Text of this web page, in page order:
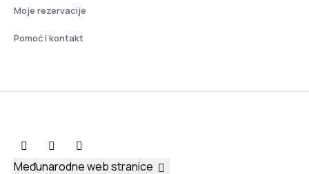
Moje rezervacije
Pomoć i kontakt
Međunarodne web stranice